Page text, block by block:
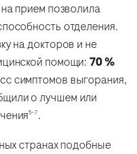
прием позволила
отделения.
на докторов и не
помощи:70 %
симптомов выгорания,
о лучшем или
5–7.
странах подобные